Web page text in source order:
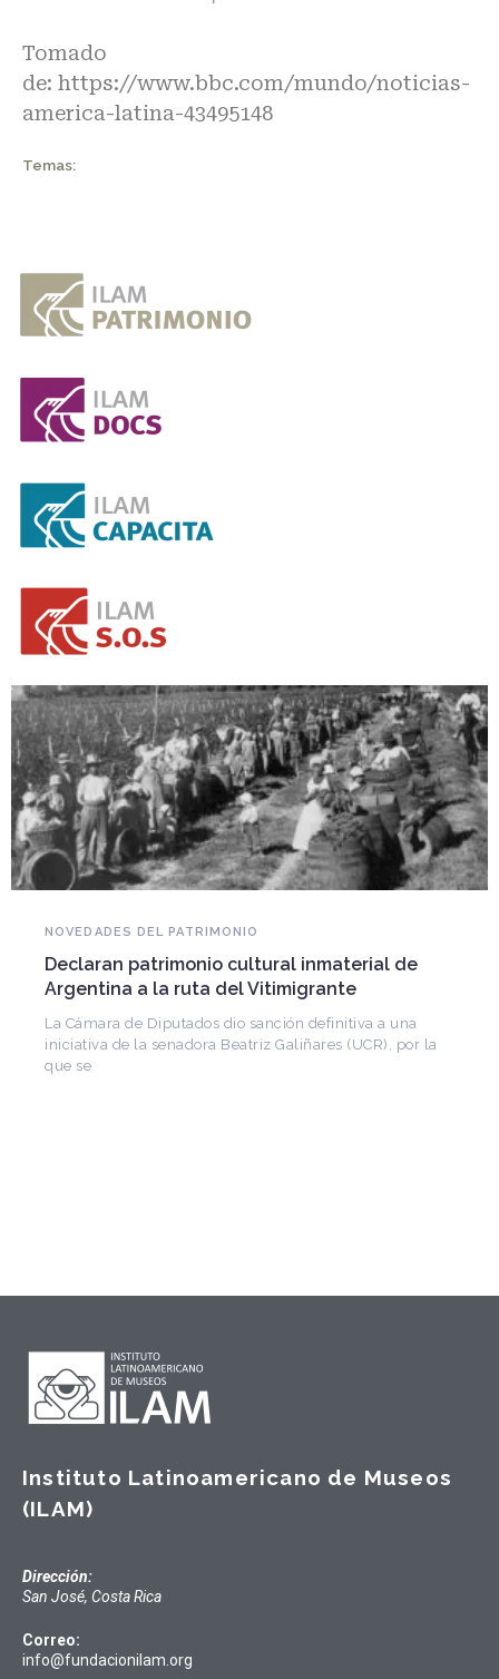
Tomado
de: https://www.bbc.com/mundo/noticias-
america-latina-43495148
Temas:
NOVEDADES DEL PATRIMONIO
Declaran patrimonio cultural inmaterial de
Argentina a la ruta del Vitimigrante
La Cámara de Diputados dio sanción definitiva a una
iniciativa de la senadora Beatriz Galiñares (UCR), por la
que se
Instituto Latinoamericano de Museos
(ILAM)
Dirección:
San José, Costa Rica
Correo:
info@fundacionilam.org